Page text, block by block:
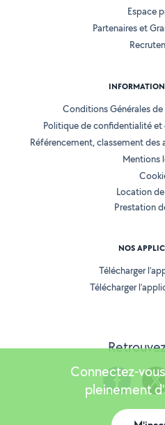
Espace
Partenaires et
Conditions Générales
Politique de confidentialité et
Référencement, classement des
Mentions
Location
Prestation
NOS
Télécharger
Télécharger
Connectez-
pleinement